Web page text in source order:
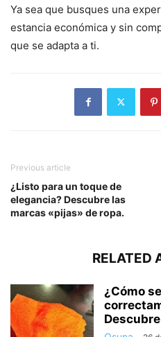
Ya sea que busques una
estancia económica y sin
que se adapta a ti.
Previous article
¿Listo para un toque de
elegancia? Descubre las
marcas «pijas» de ropa.
RELATED
¿Cómo